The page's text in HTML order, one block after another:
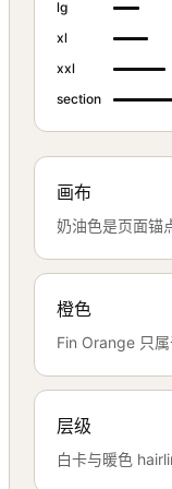
lg
xl
xxl
section
画布
奶油色是页面锚
橙色
Fin Orange 只
层级
白卡与暖色